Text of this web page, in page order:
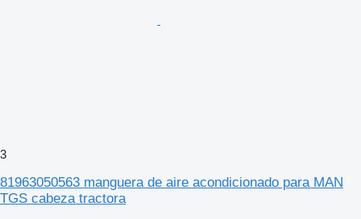
3
81963050563 manguera de aire acondicionado para MAN
TGS cabeza tractora